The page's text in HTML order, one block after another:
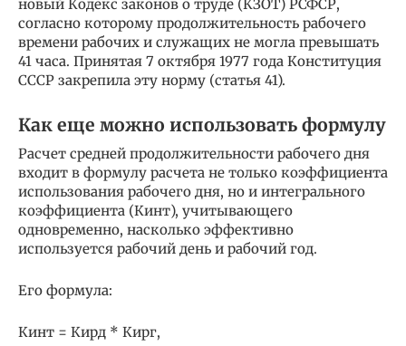
новый Кодекс законов о труде (КЗОТ) РСФСР,
согласно которому продолжительность рабочего
времени рабочих и служащих не могла превышать
41 часа. Принятая 7 октября 1977 года Конституция
СССР закрепила эту норму (статья 41).
Как еще можно использовать формулу
Расчет средней продолжительности рабочего дня
входит в формулу расчета не только коэффициента
использования рабочего дня, но и интегрального
коэффициента (Кинт), учитывающего
одновременно, насколько эффективно
используется рабочий день и рабочий год.
Его формула:
Кинт = Кирд * Кирг,